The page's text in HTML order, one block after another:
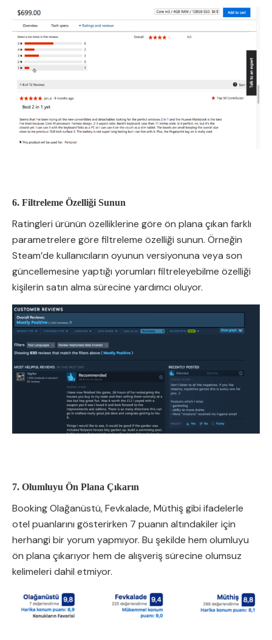
6. Filtreleme Özelliği Sunun
Ratingleri ürünün özelliklerine göre ön plana çıkan farklı
parametrelere göre filtreleme özelliği sunun. Örneğin
Steam’de kullanıcıların oyunun versiyonuna veya son
güncellemesine yaptığı yorumları filtreleyebilme özelliği
kişilerin satın alma sürecine yardımcı oluyor.
7. Olumluyu Ön Plana Çıkarın
Booking Olağanüstü, Fevkalade, Müthiş gibi ifadelerle
otel puanlarını gösterirken 7 puanın altındakiler için
herhangi bir yorum yapmıyor. Bu şekilde hem olumluyu
ön plana çıkarıyor hem de alışveriş sürecine olumsuz
kelimeleri dahil etmiyor.